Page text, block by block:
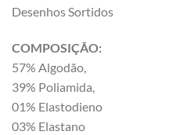
Desenhos Sortidos
COMPOSIÇÃO:
57% Algodão,
39% Poliamida,
01% Elastodieno
03% Elastano